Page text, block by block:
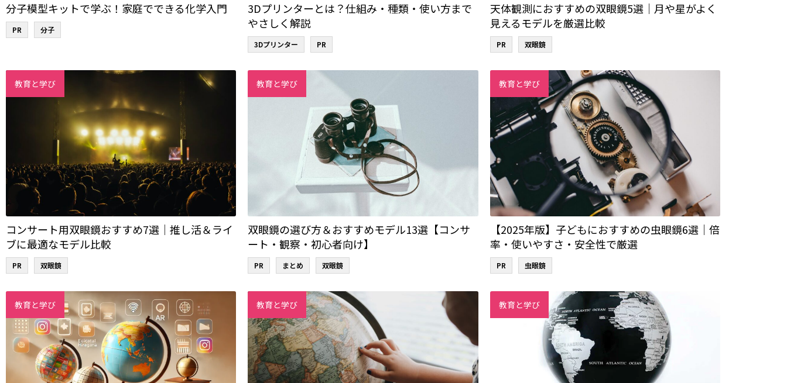
分子模型キットで学ぶ！家庭でできる化学入門
PR 分子
3Dプリンターとは？仕組み・種類・使い方まで
やさしく解説
3Dプリンター PR
天体観測におすすめの双眼鏡5選｜月や星がよく
見えるモデルを厳選比較
PR 双眼鏡
教育と学び
コンサート用双眼鏡おすすめ7選｜推し活＆ライ
ブに最適なモデル比較
PR 双眼鏡
教育と学び
双眼鏡の選び方＆おすすめモデル13選【コンサ
ート・観察・初心者向け】
PR まとめ 双眼鏡
教育と学び
【2025年版】子どもにおすすめの虫眼鏡6選｜倍
率・使いやすさ・安全性で厳選
PR 虫眼鏡
教育と学び 教育と学び 教育と学び